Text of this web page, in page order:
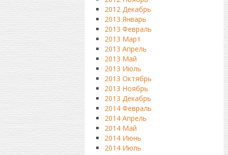
2012 Декабрь
2013 Январь
2013 Февраль
2013 Март
2013 Апрель
2013 Май
2013 Июль
2013 Октябрь
2013 Ноябрь
2013 Декабрь
2014 Февраль
2014 Апрель
2014 Май
2014 Июнь
2014 Июль